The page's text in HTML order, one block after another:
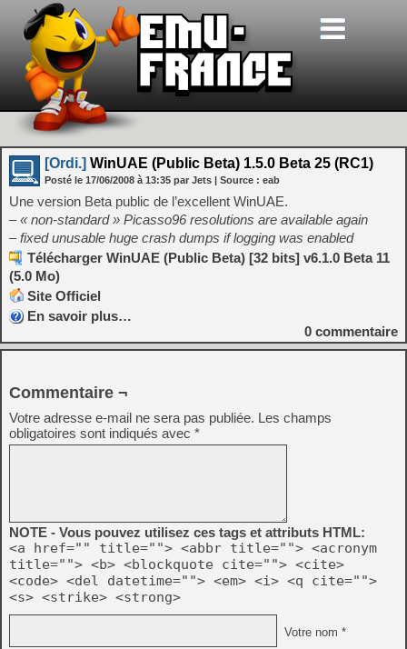
[Ordi.] WinUAE (Public Beta) 1.5.0 Beta 25 (RC1)
Posté le 17/06/2008 à 13:35 par Jets | Source : eab
Une version Beta public de l’excellent WinUAE.
– « non-standard » Picasso96 resolutions are available again
– fixed unusable huge crash dumps if logging was enabled
Télécharger WinUAE (Public Beta) [32 bits] v6.1.0 Beta 11
(5.0 Mo)
Site Officiel
En savoir plus…
0 commentaire
Commentaire ¬
Votre adresse e-mail ne sera pas publiée. Les champs
obligatoires sont indiqués avec *
NOTE - Vous pouvez utilisez ces tags et attributs HTML:
<a href="" title=""> <abbr title=""> <acronym
title=""> <b> <blockquote cite=""> <cite>
<code> <del datetime=""> <em> <i> <q cite="">
<s> <strike> <strong>
Votre nom *